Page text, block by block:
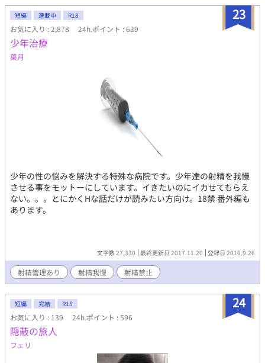
23
短編 連載中 R18
お気に入り : 2,878 24h.ポイント : 639
少年治療
葉月
少年の性の悩みを解決する特殊な病院です。少年達の射精を我慢
させる事をモットーにしています。イきたいのにイカせてもらえ
ない。。。とにかくHな話だけが読みたい方向け。18禁 番外編も
あります。
文字数 27,330 最終更新日 2017.11.20 登録日 2016.9.26
射精管理あり 射精我慢 射精禁止
24
短編 完結 R15
お気に入り : 139 24h.ポイント : 596
隠蔽の旅人
フェリ